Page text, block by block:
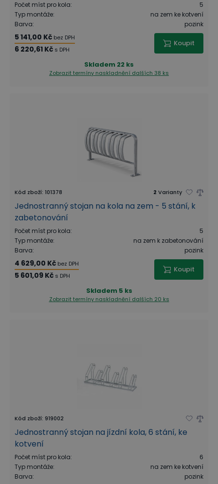
Počet míst pro kola:
5
Typ montáže:
na zem ke kotvení
Barva: pozink
5 141,00 Kč bez DPH
6 220,61 Kč s DPH
Koupit
Skladem 22 ks
Zobrazit termíny naskladnění dalších 38 ks
Kód zboží: 101378 2 Varianty
Jednostranný stojan na kola na zem - 5 stání, k
zabetonování
Počet míst pro kola:
5
Typ montáže:
na zem k zabetonování
Barva: pozink
4 629,00 Kč bez DPH
5 601,09 Kč s DPH
Koupit
Skladem 5 ks
Zobrazit termíny naskladnění dalších 20 ks
Kód zboží: 919002
Jednostranný stojan na jízdní kola, 6 stání, ke
kotvení
Počet míst pro kola:
6
Typ montáže:
na zem ke kotvení
Barva: pozink